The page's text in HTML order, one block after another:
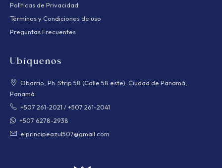
Políticas de Privacidad
Términos y Condiciones de uso
Preguntas Frecuentes
Ubíquenos
Obarrio, Ph. Strip 58 (Calle 58 este). Ciudad de Panamá,
Panamá
+507 261-2021 /+507 261-2041
+507 6278-2938
elprincipeazul507@gmail.com